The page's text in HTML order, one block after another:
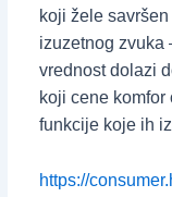
koji žele
izuzetnog
vrednost dolazi
koji cene komfor
funkcije koje ih
https://